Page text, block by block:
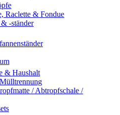
Raclette & Fondue
-ständer
& Haushalt
/ Abtropfschale /